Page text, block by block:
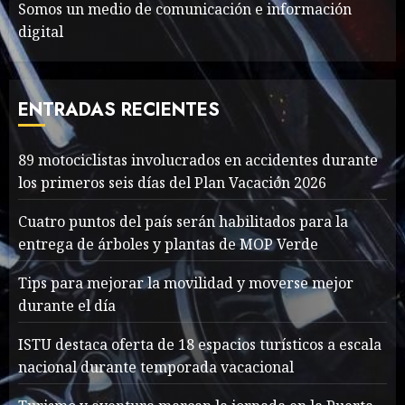
7
The full story of
Thailand’s extraordinary
cave rescue
MAYO 14, 2024 1004
1
89 motociclistas
involucrados en
accidentes durante los
primeros seis días del Plan
Vacación 2026
AGOSTO 7, 2026 44
Searching for the
forgotten heroes of World
War Two
MAYO 14, 2024 861
Somos un medio de comunicación e información
digital
ENTRADAS RECIENTES
89 motociclistas involucrados en accidentes durante
los primeros seis días del Plan Vacación 2026
Cuatro puntos del país serán habilitados para la
entrega de árboles y plantas de MOP Verde
Tips para mejorar la movilidad y moverse mejor
durante el día
ISTU destaca oferta de 18 espacios turísticos a escala
nacional durante temporada vacacional